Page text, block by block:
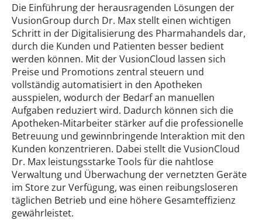
Die Einführung der herausragenden Lösungen der
VusionGroup durch Dr. Max stellt einen wichtigen
Schritt in der Digitalisierung des Pharmahandels dar,
durch die Kunden und Patienten besser bedient
werden können. Mit der VusionCloud lassen sich
Preise und Promotions zentral steuern und
vollständig automatisiert in den Apotheken
ausspielen, wodurch der Bedarf an manuellen
Aufgaben reduziert wird. Dadurch können sich die
Apotheken-Mitarbeiter stärker auf die professionelle
Betreuung und gewinnbringende Interaktion mit den
Kunden konzentrieren. Dabei stellt die VusionCloud
Dr. Max leistungsstarke Tools für die nahtlose
Verwaltung und Überwachung der vernetzten Geräte
im Store zur Verfügung, was einen reibungsloseren
täglichen Betrieb und eine höhere Gesamteffizienz
gewährleistet.